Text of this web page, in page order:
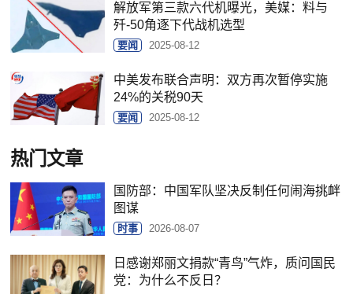
解放军第三款六代机曝光，美媒：料与
歼-50角逐下代战机选型
要闻 2025-08-12
中美发布联合声明：双方再次暂停实施
24%的关税90天
要闻 2025-08-12
热门文章
国防部：中国军队坚决反制任何闹海挑衅
图谋
时事 2026-08-07
日感谢郑丽文捐款“青鸟”气炸，质问国民
党：为什么不反日？